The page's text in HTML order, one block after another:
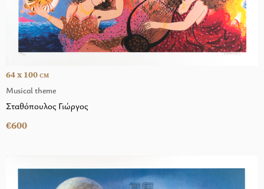
Musical theme
64 x 100 CM
Σταθόπουλος Γιώργος
€600